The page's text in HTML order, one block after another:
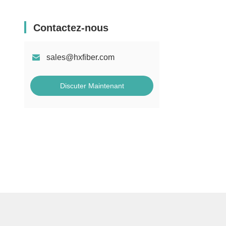
Contactez-nous
sales@hxfiber.com
Discuter Maintenant